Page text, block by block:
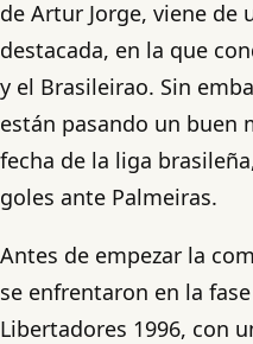
de Artur Jorge, viene de
destacada, en la que
y el Brasileirao. Sin
están pasando un buen
fecha de la liga
goles ante Palmeiras.
Antes de empezar la
se enfrentaron en la
Libertadores 1996, con